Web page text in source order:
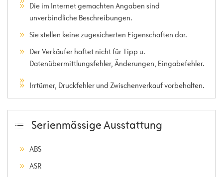
Die im Internet gemachten Angaben sind
unverbindliche Beschreibungen.
Sie stellen keine zugesicherten Eigenschaften dar.
Der Verkäufer haftet nicht für Tipp u.
Datenübermittlungsfehler, Änderungen, Eingabefehler.
Irrtümer, Druckfehler und Zwischenverkauf vorbehalten.
Serienmässige Ausstattung
ABS
ASR